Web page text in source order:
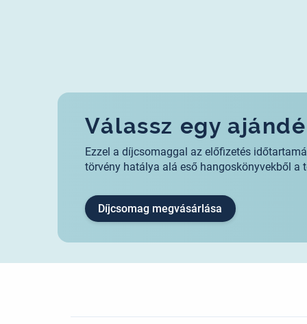
Válassz egy
Ezzel a díjcsomaggal az előfizetés
törvény hatálya alá eső hangoskönyvekből a
Díjcsomag megvásárlása